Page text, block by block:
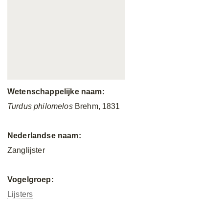
Wetenschappelijke naam:
Turdus philomelosBrehm, 1831
Nederlandse naam:
Zanglijster
Vogelgroep:
Lijsters